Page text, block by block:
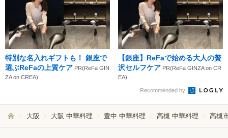
特別な名入れギフトも！ 銀座で
選ぶReFaの上質ケア PR(ReFa GIN
ZA on CREA)
【銀座】ReFaで始める大人の贅
沢セルフケア PR(ReFa GINZA on CR
EA)
Recommended by
大阪 大阪 中華料理 豊中 中華料理 高槻 中華料理 高槻